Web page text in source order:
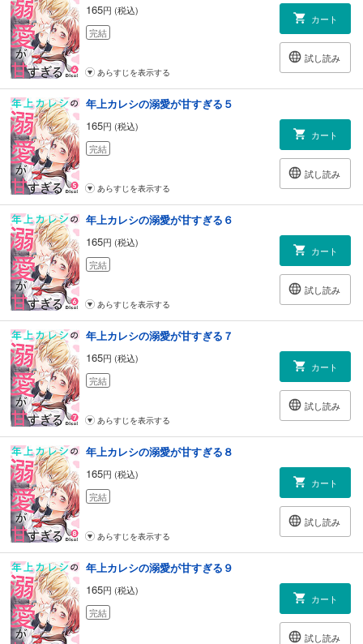
165円 (税込)
完結
カート
試し読み
あらすじを表示する
年上カレシの溺愛が甘すぎる５
165円 (税込)
完結
カート
試し読み
あらすじを表示する
年上カレシの溺愛が甘すぎる６
165円 (税込)
完結
カート
試し読み
あらすじを表示する
年上カレシの溺愛が甘すぎる７
165円 (税込)
完結
カート
試し読み
あらすじを表示する
年上カレシの溺愛が甘すぎる８
165円 (税込)
完結
カート
試し読み
あらすじを表示する
年上カレシの溺愛が甘すぎる９
165円 (税込)
完結
カート
試し読み